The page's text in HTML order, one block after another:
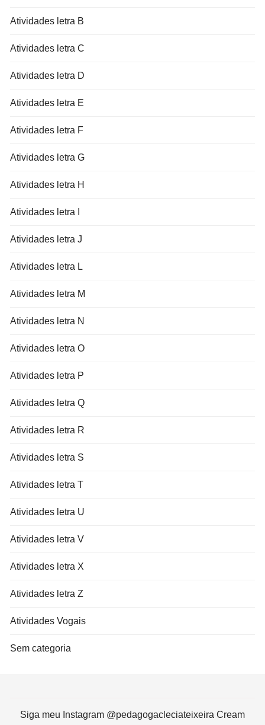
Atividades letra B
Atividades letra C
Atividades letra D
Atividades letra E
Atividades letra F
Atividades letra G
Atividades letra H
Atividades letra I
Atividades letra J
Atividades letra L
Atividades letra M
Atividades letra N
Atividades letra O
Atividades letra P
Atividades letra Q
Atividades letra R
Atividades letra S
Atividades letra T
Atividades letra U
Atividades letra V
Atividades letra X
Atividades letra Z
Atividades Vogais
Sem categoria
Siga meu Instagram @pedagogacleciateixeira Cream